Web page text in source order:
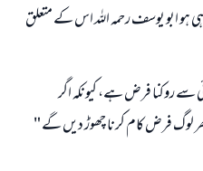
ہو ابو يوسف رحمہ اللہ اس كے متعلق
سے روكنا فرض ہے، كيونكہ اگر
لوگ فرض كام كرنا چھوڑ ديں گے "